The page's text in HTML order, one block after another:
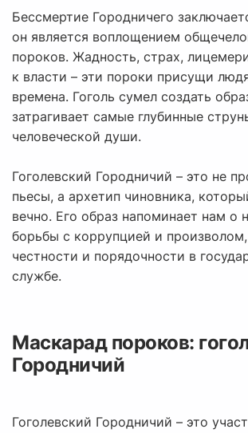
Бессмертие Городничего
он является воплощением
пороков. Жадность, страх,
к власти – эти пороки присущи
времена. Гоголь сумел создать
затрагивает самые глубинные
человеческой души.
Гоголевский Городничий – это не
пьесы, а архетип чиновника,
вечно. Его образ напоминает нам о
борьбы с коррупцией и
честности и порядочности в
службе.
Маскарад пороков:
Городничий
Гоголевский Городничий – это